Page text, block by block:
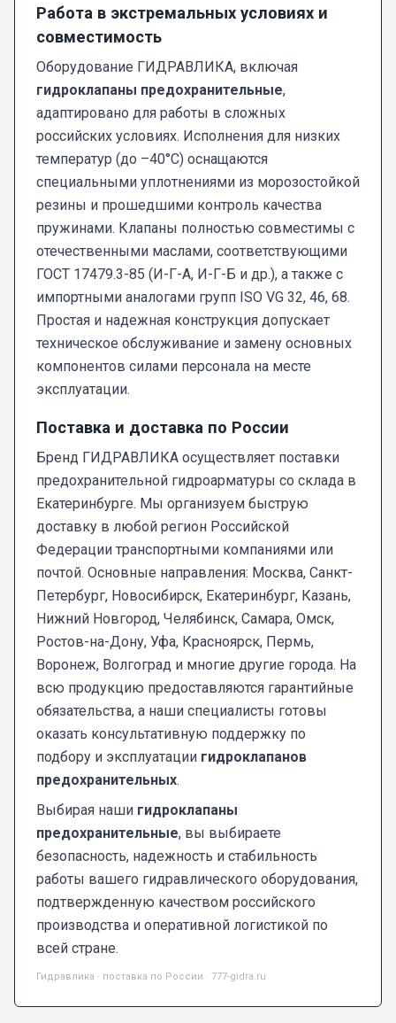
Работа в экстремальных условиях и
совместимость
Оборудование ГИДРАВЛИКА, включая
гидроклапаны предохранительные,
адаптировано для работы в сложных
российских условиях. Исполнения для низких
температур (до –40°C) оснащаются
специальными уплотнениями из морозостойкой
резины и прошедшими контроль качества
пружинами. Клапаны полностью совместимы с
отечественными маслами, соответствующими
ГОСТ 17479.3-85 (И-Г-А, И-Г-Б и др.), а также с
импортными аналогами групп ISO VG 32, 46, 68.
Простая и надежная конструкция допускает
техническое обслуживание и замену основных
компонентов силами персонала на месте
эксплуатации.
Поставка и доставка по России
Бренд ГИДРАВЛИКА осуществляет поставки
предохранительной гидроарматуры со склада в
Екатеринбурге. Мы организуем быструю
доставку в любой регион Российской
Федерации транспортными компаниями или
почтой. Основные направления: Москва, Санкт-
Петербург, Новосибирск, Екатеринбург, Казань,
Нижний Новгород, Челябинск, Самара, Омск,
Ростов-на-Дону, Уфа, Красноярск, Пермь,
Воронеж, Волгоград и многие другие города. На
всю продукцию предоставляются гарантийные
обязательства, а наши специалисты готовы
оказать консультативную поддержку по
подбору и эксплуатации гидроклапанов
предохранительных.
Выбирая наши гидроклапаны
предохранительные, вы выбираете
безопасность, надежность и стабильность
работы вашего гидравлического оборудования,
подтвержденную качеством российского
производства и оперативной логистикой по
всей стране.
Гидравлика · поставка по России · 777-gidra.ru